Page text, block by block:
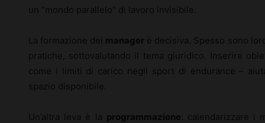
un “mondo parallelo” di lavoro invisibile.
La formazione dei manager è decisiva. Spesso sono
pratiche, sottovalutando il tema giuridico. Inserire
come i limiti di carico negli sport di endurance –
spazio disponibile.
Un’altra leva è la programmazione : calendarizzare i